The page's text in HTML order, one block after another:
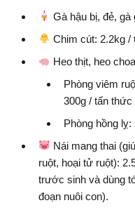
Gà hậu bị, đẻ, gà
Chim cút: 2.2kg /
Heo thịt, heo
Phòng viêm
300g / tấn thức
Phòng hồng
Nái mang thai
ruột, hoại tử ruột):
trước sinh và dùng
đoạn nuôi con).